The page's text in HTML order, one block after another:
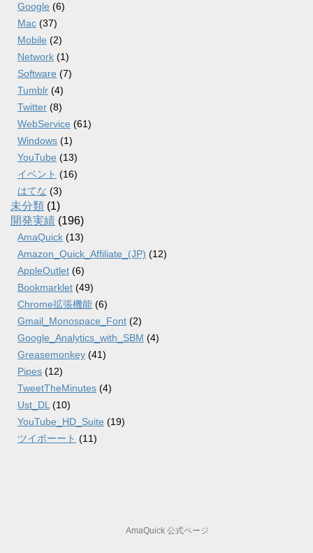
Google (6)
Mac (37)
Mobile (2)
Network (1)
Software (7)
Tumblr (4)
Twitter (8)
WebService (61)
Windows (1)
YouTube (13)
イベント (16)
はてな (3)
未分類 (1)
開発実績 (196)
AmaQuick (13)
Amazon_Quick_Affiliate_(JP) (12)
AppleOutlet (6)
Bookmarklet (49)
Chrome拡張機能 (6)
Gmail_Monospace_Font (2)
Google_Analytics_with_SBM (4)
Greasemonkey (41)
Pipes (12)
TweetTheMinutes (4)
Ust_DL (10)
YouTube_HD_Suite (19)
ツイポーート (11)
AmaQuick 公式ページ